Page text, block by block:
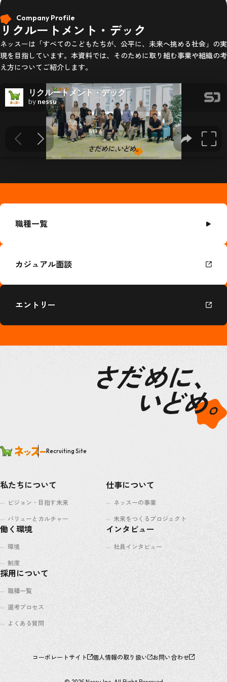
Company Profile
リクルートメント・デック
ネッスーは「すべてのこどもたちが、公平に、未来へ挑める社会」の実
現を目指しています。本資料では、そのために取り組む事業や組織の考
え方についてご紹介します。
職種一覧
カジュアル面談
エントリー
Recruiting Site
私たちについて
ビジョン・目指す未来
バリューとカルチャー
仕事について
ネッスーの事業
未来をつくるプロジェクト
働く環境
環境
制度
インタビュー
社員インタビュー
採用について
職種一覧
選考プロセス
よくある質問
コーポレートサイト 個人情報の取り扱い お問い合わせ